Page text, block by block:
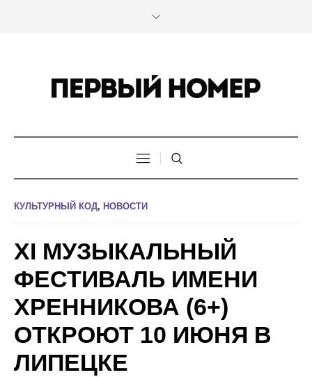
КУЛЬТУРНЫЙ КОД, НОВОСТИ
XI МУЗЫКАЛЬНЫЙ
ФЕСТИВАЛЬ ИМЕНИ
ХРЕННИКОВА (6+)
ОТКРОЮТ 10 ИЮНЯ В
ЛИПЕЦКЕ